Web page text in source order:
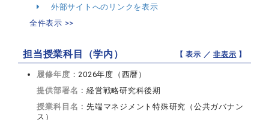
外部サイトへのリンクを表示
全件表示 >>
担当授業科目（学内） 【 表示 ／非表示 】
履修年度：2026年度（西暦）
提供部署名：経営戦略研究科後期
授業科目名：先端マネジメント特殊研究（公共ガバナン
ス）